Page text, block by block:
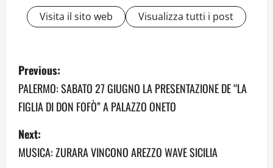
Visita il sito web Visualizza tutti i post
P
o
s
t
Previous:
PALERMO: SABATO 27 GIUGNO LA PRESENTAZIONE DE “LA
FIGLIA DI DON FOFÒ” A PALAZZO ONETO
Next:
MUSICA: ZURARA VINCONO AREZZO WAVE SICILIA